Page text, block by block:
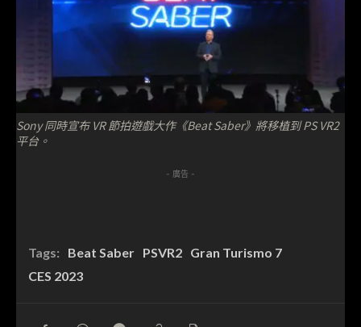
Sony 同時宣布 VR 節拍遊戲大作《Beat Saber》將移植到 PS VR2
平台。
- 廣告 -
Tags: Beat Saber PSVR2 Gran Turismo 7
CES 2023